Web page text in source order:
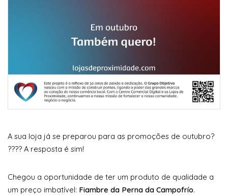
A sua loja já se preparou para as promoções de outubro?
???? A resposta é sim!
Chegou a oportunidade de ter um produto de qualidade a
um preço imbatível: Fiambre da Perna da Campofrío.